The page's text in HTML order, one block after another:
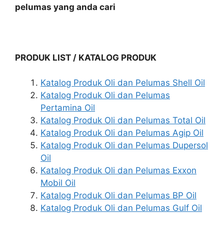
pelumas yang anda cari
PRODUK LIST / KATALOG PRODUK
Katalog Produk Oli dan Pelumas Shell Oil
Katalog Produk Oli dan Pelumas
Pertamina Oil
Katalog Produk Oli dan Pelumas Total Oil
Katalog Produk Oli dan Pelumas Agip Oil
Katalog Produk Oli dan Pelumas Dupersol
Oil
Katalog Produk Oli dan Pelumas Exxon
Mobil Oil
Katalog Produk Oli dan Pelumas BP Oil
Katalog Produk Oli dan Pelumas Gulf Oil